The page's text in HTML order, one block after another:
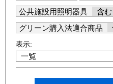
公共施設用照明器具
グリーン購入法適合商品
表示: